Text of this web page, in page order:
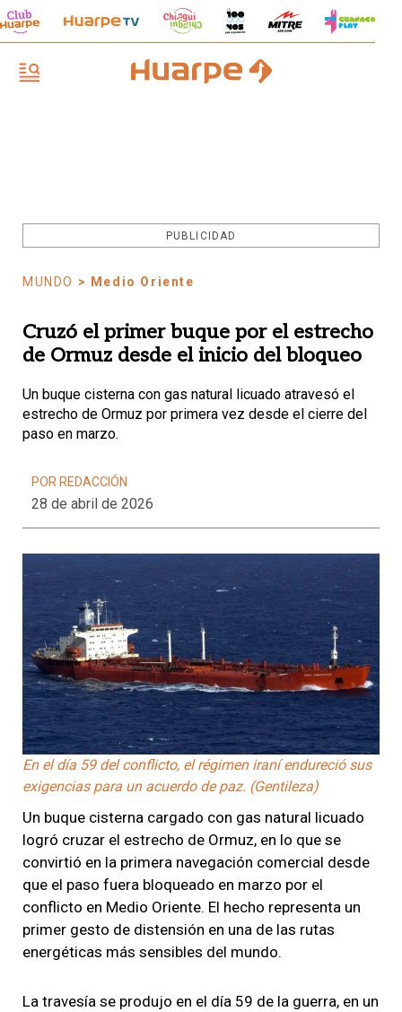
PUBLICIDAD
MUNDO > Medio Oriente
Cruzó el primer buque por el estrecho
de Ormuz desde el inicio del bloqueo
Un buque cisterna con gas natural licuado atravesó el
estrecho de Ormuz por primera vez desde el cierre del
paso en marzo.
POR REDACCIÓN
28 de abril de 2026
En el día 59 del conflicto, el régimen iraní endureció sus
exigencias para un acuerdo de paz. (Gentileza)
Un buque cisterna cargado con gas natural licuado
logró cruzar el estrecho de Ormuz, en lo que se
convirtió en la primera navegación comercial desde
que el paso fuera bloqueado en marzo por el
conflicto en Medio Oriente. El hecho representa un
primer gesto de distensión en una de las rutas
energéticas más sensibles del mundo.
La travesía se produjo en el día 59 de la guerra, en un